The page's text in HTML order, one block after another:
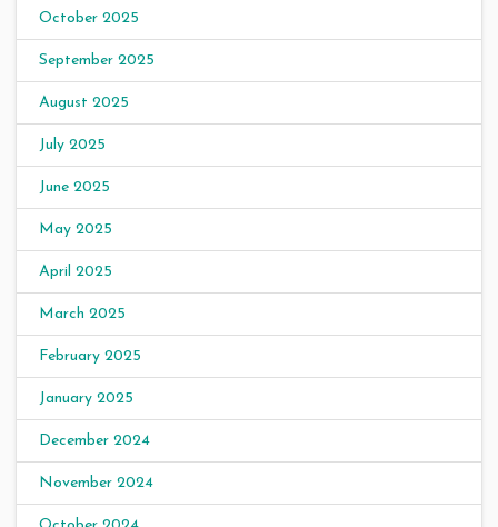
October 2025
September 2025
August 2025
July 2025
June 2025
May 2025
April 2025
March 2025
February 2025
January 2025
December 2024
November 2024